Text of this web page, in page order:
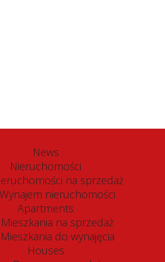
News
Nieruchomości
na sprzedaż
Wynajem nieruchomości
Apartments
Mieszkania na sprzedaż
Mieszkania do wynajęcia
Houses